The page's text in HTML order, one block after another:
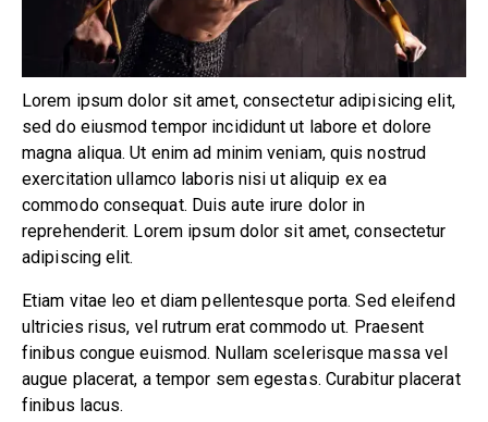
Lorem ipsum dolor sit amet, consectetur adipisicing elit,
sed do eiusmod tempor incididunt ut labore et dolore
magna aliqua. Ut enim ad minim veniam, quis nostrud
exercitation ullamco laboris nisi ut aliquip ex ea
commodo consequat. Duis aute irure dolor in
reprehenderit. Lorem ipsum dolor sit amet, consectetur
adipiscing elit.
Etiam vitae leo et diam pellentesque porta. Sed eleifend
ultricies risus, vel rutrum erat commodo ut. Praesent
finibus congue euismod. Nullam scelerisque massa vel
augue placerat, a tempor sem egestas. Curabitur placerat
finibus lacus.